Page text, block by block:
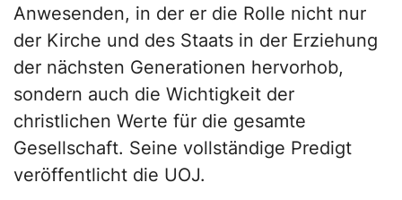
Anwesenden, in der er die Rolle nicht nur
der Kirche und des Staats in der Erziehung
der nächsten Generationen hervorhob,
sondern auch die Wichtigkeit der
christlichen Werte für die gesamte
Gesellschaft. Seine vollständige Predigt
veröffentlicht die UOJ.